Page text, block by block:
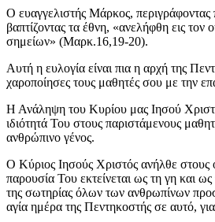
Ο ευαγγελιστής Μάρκος,
βαπτίζοντας τα έθνη, «ανελήφθη εις
σημείων» (Μαρκ.16,19-20).
Αυτή η ευλογία είναι πια η αρχή της
χαροποίησες τους μαθητές σου με την
Η Ανάληψη του Κυρίου μας Ιησού
ιδιότητά Του στους παριστάμενους
ανθρώπινο γένος.
Ο Κύριος Ιησούς Χριστός ανήλθε στους
παρουσία Του εκτείνεται ως τη γη και
της σωτηρίας όλων των ανθρωπίνων
αγία ημέρα της Πεντηκοστής σε αυτό,